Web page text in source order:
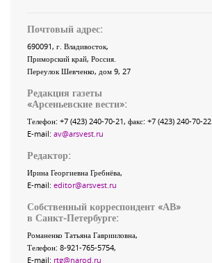
Почтовый адрес:
690091, г. Владивосток,
Приморский край, Россия
Переулок Шевченко, дом 9, 27
Редакция газеты
«Арсеньевские вести»:
Телефон: +7 (423) 240-70-21, факс: +7 (423) 240-70-22
E-mail: av@arsvest.ru
Редактор:
Ирина Георгиевна Гребнёва,
E-mail: editor@arsvest.ru
Собственный корреспондент «АВ»
в Санкт-Петербурге:
Романенко Татьяна Гаврииловна,
Телефон: 8-921-765-5754,
E-mail: rtg@narod.ru